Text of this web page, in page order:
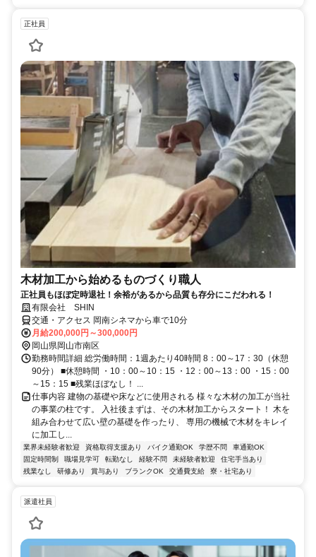
正社員
木材加工から始めるものづくり職人
正社員もほぼ定時退社！余裕があるから品質も存分にこだわれる！
有限会社 SHIN
交通・アクセス 岡南シネマから車で10分
月給200,000円～300,000円
岡山県岡山市南区
勤務時間詳細 総労働時間：1週あたり40時間 8：00～17：30（休憩
90分） ■休憩時間 ・10：00～10：15 ・12：00～13：00 ・15：00
～15：15 ■残業ほぼなし！ ...
仕事内容 建物の基礎や床などに使用される 様々な木材の加工が当社
の事業の柱です。 入社後まずは、その木材加工からスタート！ 木を
組み合わせて広い壁の基礎を作ったり、 専用の機械で木材をキレイ
に加工し...
業界未経験者歓迎 資格取得支援あり バイク通勤OK 学歴不問
車通勤OK
固定時間制
職場見学可 転勤なし 経験不問 未経験者歓迎
住宅手当あり
残業なし
研修あり 賞与あり ブランクOK 交通費支給 寮・社宅あり
派遣社員